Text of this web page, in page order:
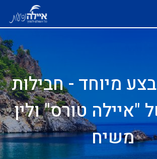
מיוחד - חבילות
"איילה טורס" ולין
משיח